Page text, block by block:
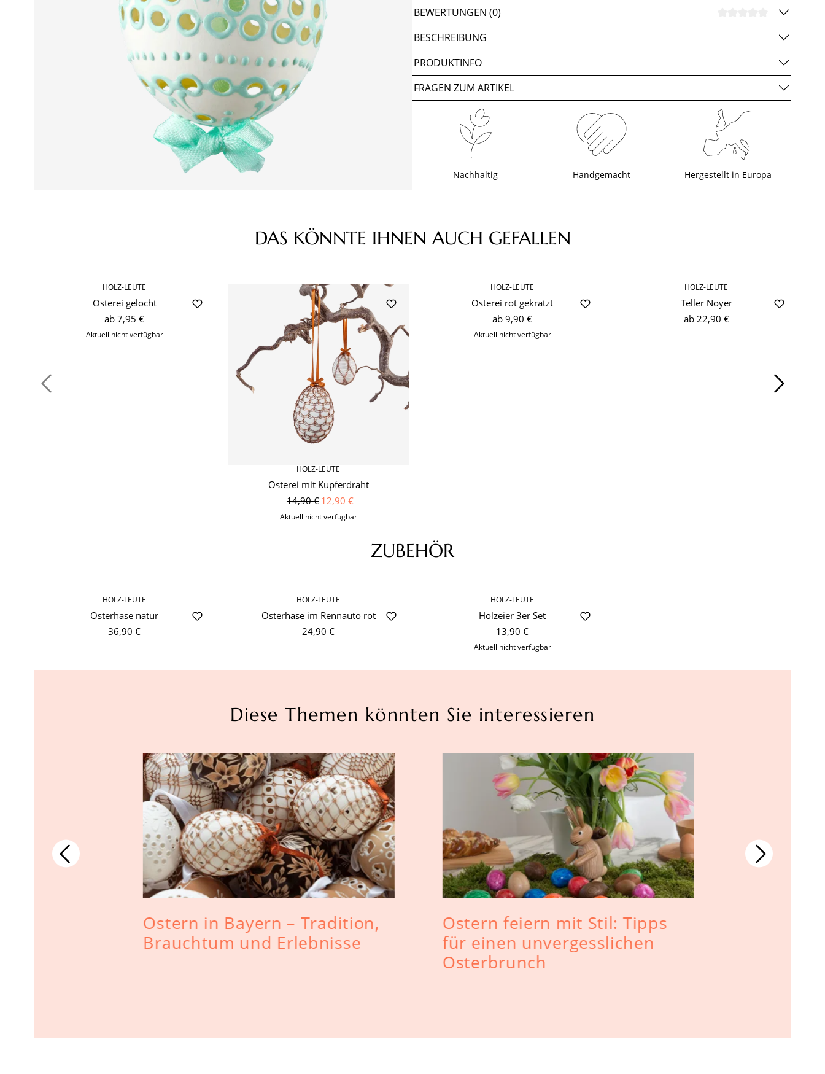
BEWERTUNGEN (0)
BESCHREIBUNG
PRODUKTINFO
FRAGEN ZUM ARTIKEL
Nachhaltig Handgemacht Hergestellt in Europa
DAS KÖNNTE IHNEN AUCH GEFALLEN
HOLZ-LEUTE
Osterei gelocht
ab7,95 €
Aktuell nicht verfügbar
HOLZ-LEUTE
Osterei mit Kupferdraht
14,90 € 12,90 €
Aktuell nicht verfügbar
HOLZ-LEUTE
Osterei rot gekratzt
ab9,90 €
Aktuell nicht verfügbar
HOLZ-LEUTE
Teller Noyer
ab 22,90 €
ZUBEHÖR
HOLZ-LEUTE
Osterhase natur
36,90 €
HOLZ-LEUTE
Osterhase im Rennauto rot
24,90 €
HOLZ-LEUTE
Holzeier 3er Set
13,90 €
Aktuell nicht verfügbar
Diese Themen könnten Sie interessieren
Ostern in Bayern – Tradition,
Brauchtum und Erlebnisse
Ostern feiern mit Stil: Tipps
für einen unvergesslichen
Osterbrunch